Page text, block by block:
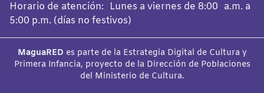
Horario de atención: Lunes a viernes de 8:00 a.m. a
5:00 p.m. (días no festivos)
MaguaRED es parte de la Estrategia Digital de Cultura y
Primera Infancia, proyecto de la Dirección de Poblaciones
del Ministerio de Cultura.